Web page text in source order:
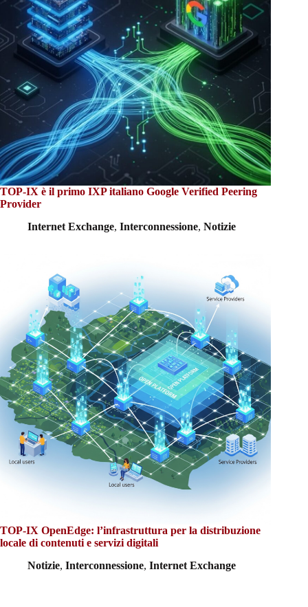
TOP-IX è il primo IXP italiano Google Verified Peering
Provider
Internet Exchange, Interconnessione, Notizie
TOP-IX OpenEdge: l’infrastruttura per la distribuzione
locale di contenuti e servizi digitali
Notizie, Interconnessione, Internet Exchange